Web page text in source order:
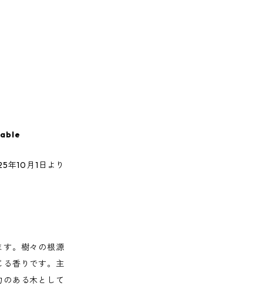
年10月1日より
す。樹々の根源
香りです。主
ある木として